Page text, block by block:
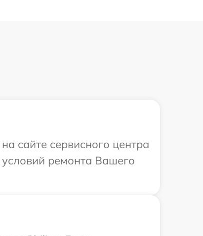
сайте сервисного центра
ремонта Вашего